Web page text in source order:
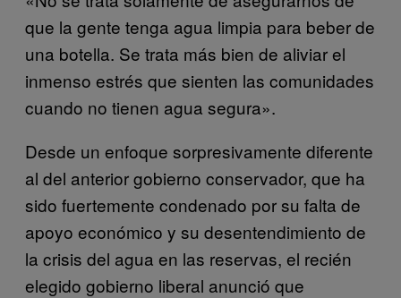
que la gente tenga agua limpia para beber de
una botella. Se trata más bien de aliviar el
inmenso estrés que sienten las comunidades
cuando no tienen agua segura».
Desde un enfoque sorpresivamente diferente
al del anterior gobierno conservador, que ha
sido fuertemente condenado por su falta de
apoyo económico y su desentendimiento de
la crisis del agua en las reservas, el recién
elegido gobierno liberal anunció que